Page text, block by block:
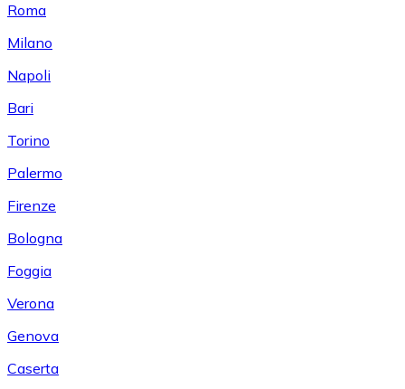
Roma
Milano
Napoli
Bari
Torino
Palermo
Firenze
Bologna
Foggia
Verona
Genova
Caserta